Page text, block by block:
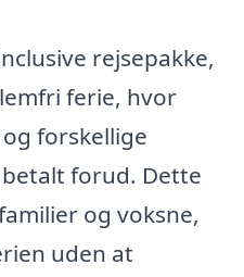
rejsepakke,
ferie, hvor
forskellige
forud. Dette
og voksne,
uden at